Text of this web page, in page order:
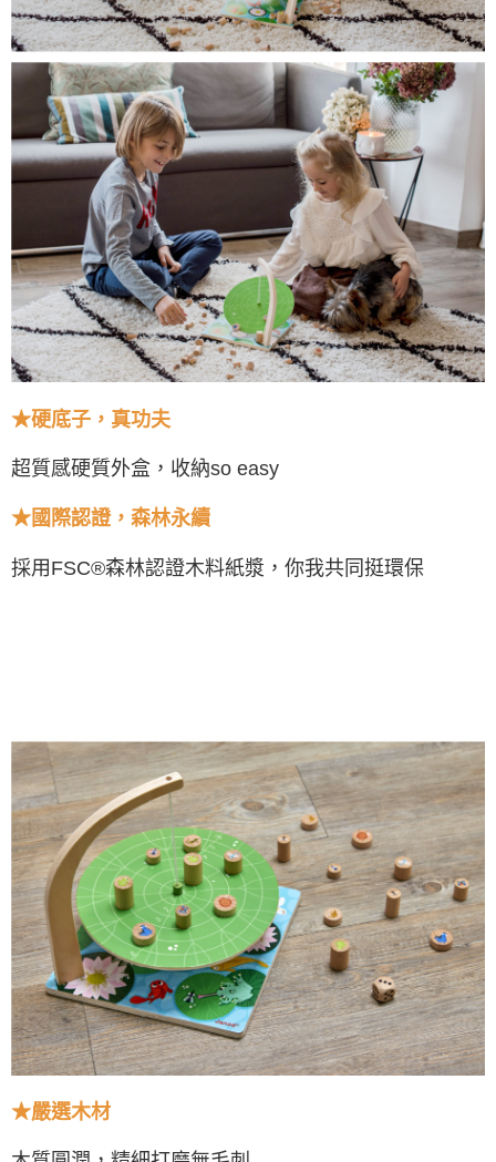
★硬底子，真功夫
超質感硬質外盒，收納so easy
★國際認證，森林永續
採用FSC®森林認證木料紙漿，你我共同挺環保
★嚴選木材